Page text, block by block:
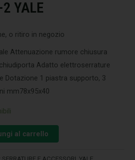
YALE
o ritiro in negozio
Attenuazione rumore chiusura
Adatto elettroserrature
Dotazione 1 piastra supporto, 3
mm78x95x40
al carrello